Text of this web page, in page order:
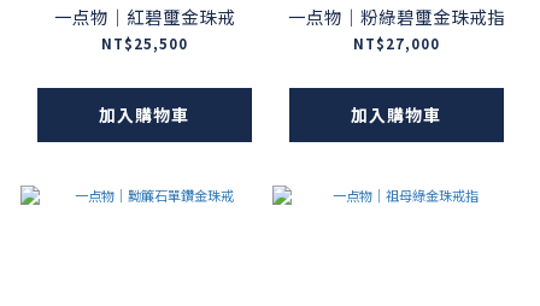
一点物｜紅碧璽金珠戒
NT$25,500
加入購物車
一点物｜粉綠碧璽金珠戒指
NT$27,000
加入購物車